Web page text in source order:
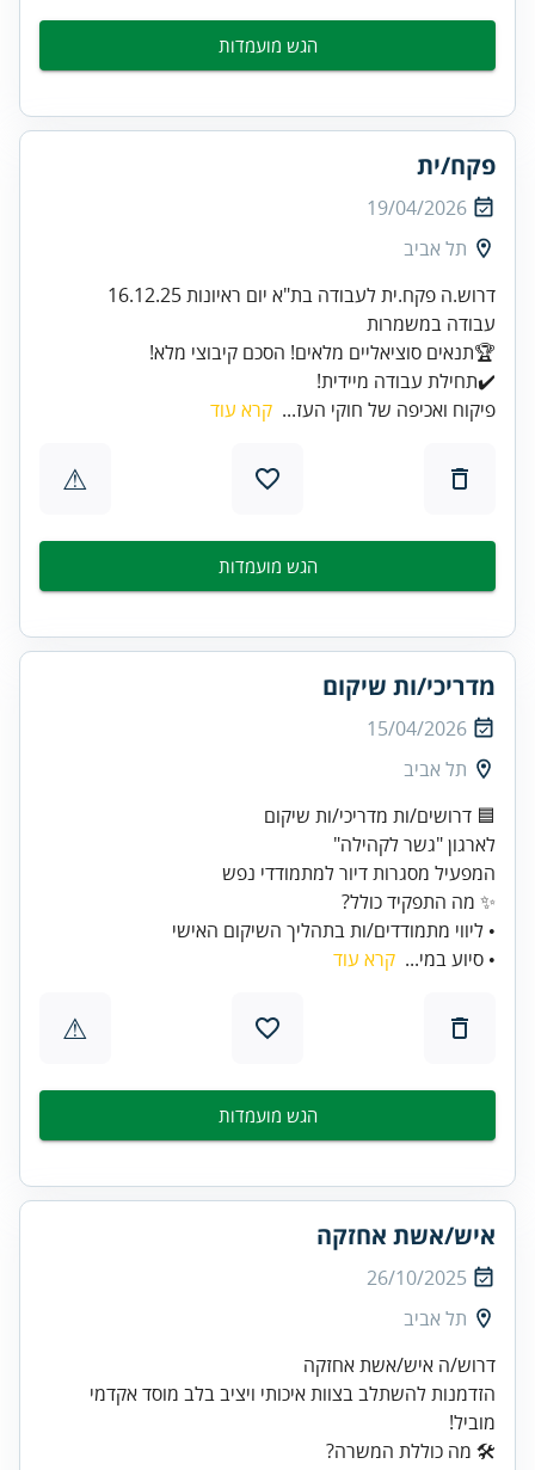
הגש מועמדות
פקח/ית
19/04/2026
תל אביב
✔️תחילת עבודה מיידית!
פיקוח ואכיפה של חוקי העז... קרא עוד
⚠
הגש מועמדות
מדריכי/ות שיקום
15/04/2026
תל אביב
• ליווי מתמודדים/ות בתהליך השיקום האישי
• סיוע במי... קרא עוד
⚠
הגש מועמדות
איש/אשת אחזקה
26/10/2025
תל אביב
הזדמנות להשתלב בצוות איכותי ויציב בלב מוסד אקדמי
מוביל!